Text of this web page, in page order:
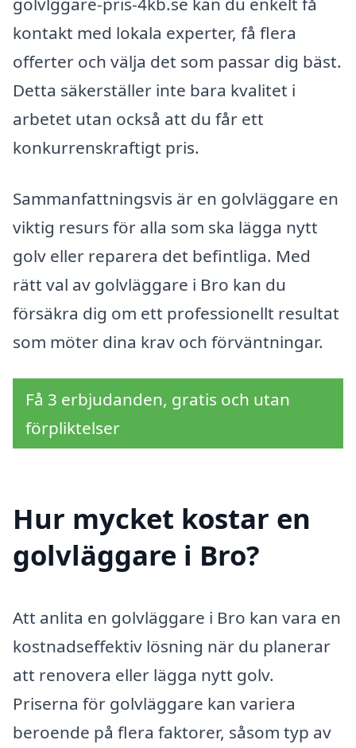
kontakt med lokala experter, få flera
offerter och välja det som passar dig bäst.
Detta säkerställer inte bara kvalitet i
arbetet utan också att du får ett
konkurrenskraftigt pris.
Sammanfattningsvis är en golvläggare en
viktig resurs för alla som ska lägga nytt
golv eller reparera det befintliga. Med
rätt val av golvläggare i Bro kan du
försäkra dig om ett professionellt resultat
som möter dina krav och förväntningar.
Få 3 erbjudanden, gratis och utan
förpliktelser
Hur mycket kostar en
golvläggare i Bro?
Att anlita en golvläggare i Bro kan vara en
kostnadseffektiv lösning när du planerar
att renovera eller lägga nytt golv.
Priserna för golvläggare kan variera
beroende på flera faktorer, såsom typ av